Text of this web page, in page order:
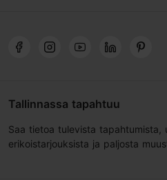
Tallinnassa tapahtuu
Saa tietoa tulevista tapahtumista,
erikoistarjouksista ja paljosta